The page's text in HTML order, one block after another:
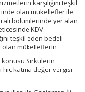
karşılığını teşkil
olan mükellefler ile
bölümlerinde yer alan
KDV
teşkil eden bedeli
olan mükelleflerin,
konusu Sirkülerin
hiç katma değer vergisi